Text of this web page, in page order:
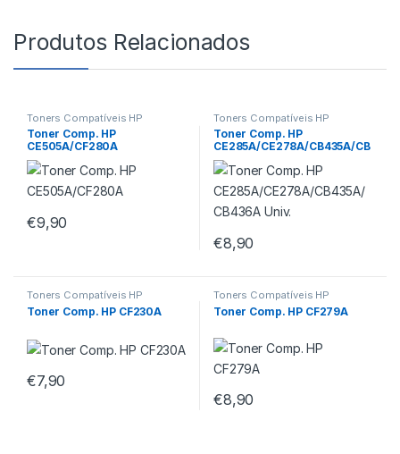
Produtos Relacionados
Toners Compatíveis HP
Toner Comp. HP
CE505A/CF280A
€9,90
Toners Compatíveis HP
Toner Comp. HP
CE285A/CE278A/CB435A/CB
436A Univ.
€8,90
Toners Compatíveis HP
Toner Comp. HP CF230A
€7,90
Toners Compatíveis HP
Toner Comp. HP CF279A
€8,90